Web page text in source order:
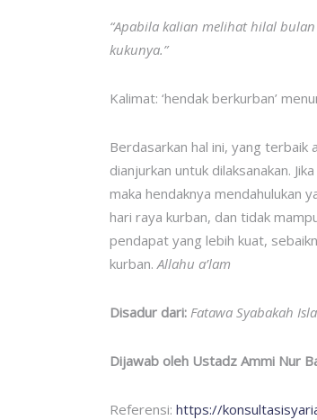
“Apabila kalian melihat hilal
kukunya.”
Kalimat: ‘hendak berkurban’
Berdasarkan hal ini, yang terbaik
dianjurkan untuk dilaksanakan.
maka hendaknya mendahulukan
hari raya kurban, dan tidak
pendapat yang lebih kuat,
kurban.Allahu a’lam
Disadur dari: Fatawa Syabakah
Dijawab oleh Ustadz Ammi Nur
Referensi: https://